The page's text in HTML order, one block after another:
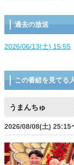
過去の放送
2026/06/13(土) 15:55
この番組を見てる
うまんちゅ
2026/08/08(土) 25:15